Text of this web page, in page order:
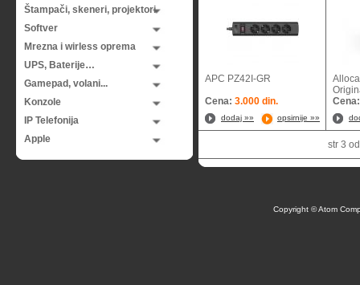
Štampači, skeneri, projektori
Softver
Mrezna i wirless oprema
UPS, Baterije…
Gamepad, volani...
Konzole
IP Telefonija
Apple
APC PZ42I-GR
Cena: 3.000 din.
dodaj »» opsirnije »»
str 3
Copyright © Atom